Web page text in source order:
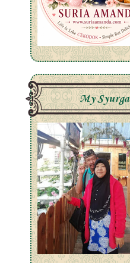
My Syurga